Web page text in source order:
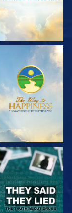
GUARDA
GUARDA